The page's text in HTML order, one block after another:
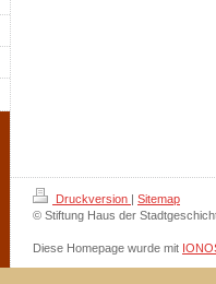
Druckversion | Sitemap
© Stiftung Haus der
Diese Homepage wurde mit